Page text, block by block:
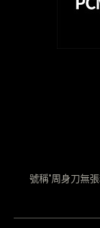
號稱"周身刀無